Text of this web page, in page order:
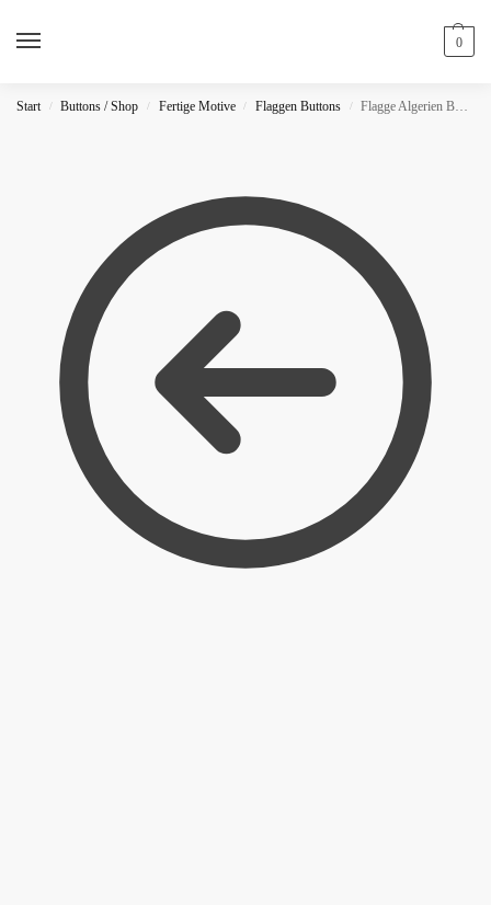
0
Start / Buttons / Shop / Fertige Motive / Flaggen Buttons / Flagge Algerien Button